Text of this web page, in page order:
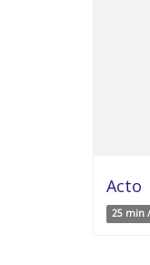
Acto
25 min